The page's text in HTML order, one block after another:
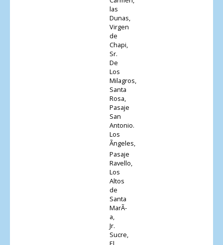
las
Dunas,
Virgen
de
Chapi,
Sr.
De
Los
Milagros,
Santa
Rosa,
Pasaje
San
Antonio.
Los
Ãngeles,
Pasaje
Ravello,
Los
Altos
de
Santa
MarÃ­
a,
Jr.
Sucre,